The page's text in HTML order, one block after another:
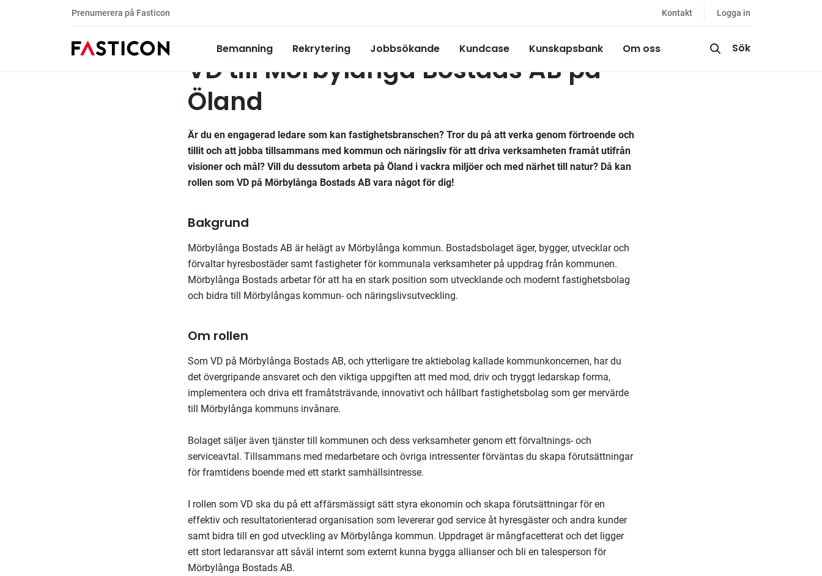
Prenumerera på Fasticon Kontakt Logga in
Bemanning Rekrytering Jobbsökande Kundcase Kunskapsbank Om oss Sök
Tillsatta uppdrag
VD till Mörbylånga Bostads AB på
Öland
Är du en engagerad ledare som kan fastighetsbranschen? Tror du på att verka genom förtroende och
tillit och att jobba tillsammans med kommun och näringsliv för att driva verksamheten framåt utifrån
visioner och mål? Vill du dessutom arbeta på Öland i vackra miljöer och med närhet till natur? Då kan
rollen som VD på Mörbylånga Bostads AB vara något för dig!
Bakgrund
Mörbylånga Bostads AB är helägt av Mörbylånga kommun. Bostadsbolaget äger, bygger, utvecklar och
förvaltar hyresbostäder samt fastigheter för kommunala verksamheter på uppdrag från kommunen.
Mörbylånga Bostads arbetar för att ha en stark position som utvecklande och modernt fastighetsbolag
och bidra till Mörbylångas kommun- och näringslivsutveckling.
Om rollen
Som VD på Mörbylånga Bostads AB, och ytterligare tre aktiebolag kallade kommunkoncernen, har du
det övergripande ansvaret och den viktiga uppgiften att med mod, driv och tryggt ledarskap forma,
implementera och driva ett framåtsträvande, innovativt och hållbart fastighetsbolag som ger mervärde
till Mörbylånga kommuns invånare.
Bolaget säljer även tjänster till kommunen och dess verksamheter genom ett förvaltnings- och
serviceavtal. Tillsammans med medarbetare och övriga intressenter förväntas du skapa förutsättningar
för framtidens boende med ett starkt samhällsintresse.
I rollen som VD ska du på ett affärsmässigt sätt styra ekonomin och skapa förutsättningar för en
effektiv och resultatorienterad organisation som levererar god service åt hyresgäster och andra kunder
samt bidra till en god utveckling av Mörbylånga kommun. Uppdraget är mångfacetterat och det ligger
ett stort ledaransvar att såväl internt som externt kunna bygga allianser och bli en talesperson för
Mörbylånga Bostads AB.